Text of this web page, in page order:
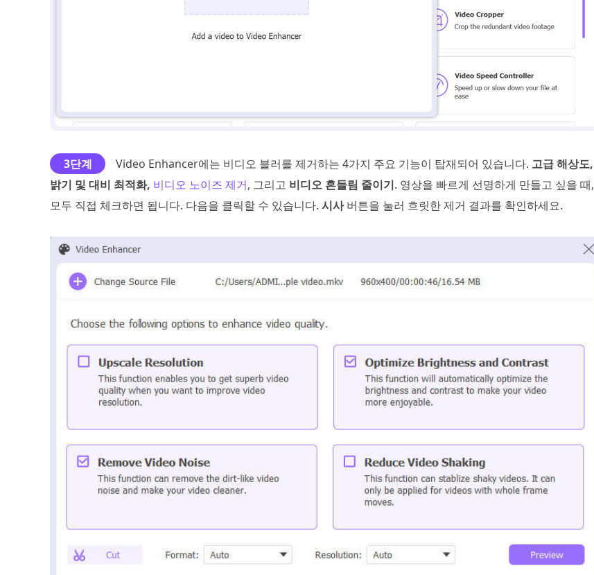
3단계 Video Enhancer에는 비디오 블러를 제거하는 4가지 주요 기능이 탑재되어 있습니다. 고급 해상도,
밝기 및 대비 최적화, 비디오 노이즈 제거, 그리고 비디오 흔들림 줄이기. 영상을 빠르게 선명하게 만들고 싶을 때,
모두 직접 체크하면 됩니다. 다음을 클릭할 수 있습니다. 시사버튼을 눌러 흐릿한 제거 결과를 확인하세요.